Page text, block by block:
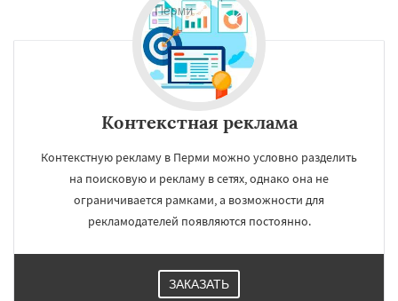
Контекстная реклама
Контекстную рекламу в Перми можно условно разделить
на поисковую и рекламу в сетях, однако она не
ограничивается рамками, а возможности для
рекламодателей появляются постоянно.
ЗАКАЗАТЬ